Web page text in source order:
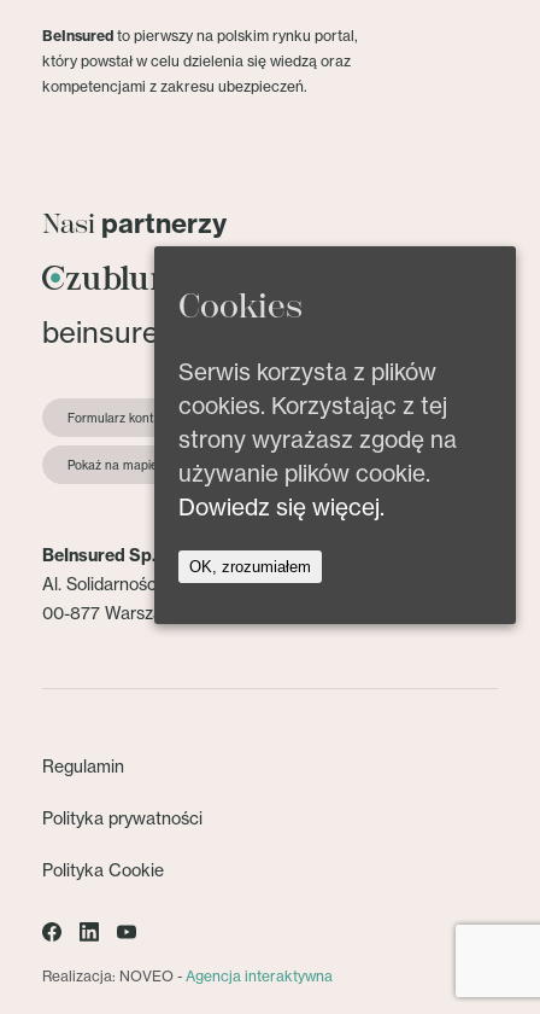
BeInsured to pierwszy na polskim rynku portal,
który powstał w celu dzielenia się wiedzą oraz
kompetencjami z zakresu ubezpieczeń.
Nasi partnerzy
beinsured@beinsured.pl
Formularz kontaktowy
Pokaż na mapie
BeInsured Sp. z o.o.
Al. Solidarności 153 lok. 2
00-877 Warszawa
Regulamin
Polityka prywatności
Polityka Cookie
Realizacja: NOVEO - Agencja interaktywna
Cookies
Serwis korzysta z plików
cookies. Korzystając z tej
strony wyrażasz zgodę na
używanie plików cookie.
Dowiedz się więcej.
OK, zrozumiałem